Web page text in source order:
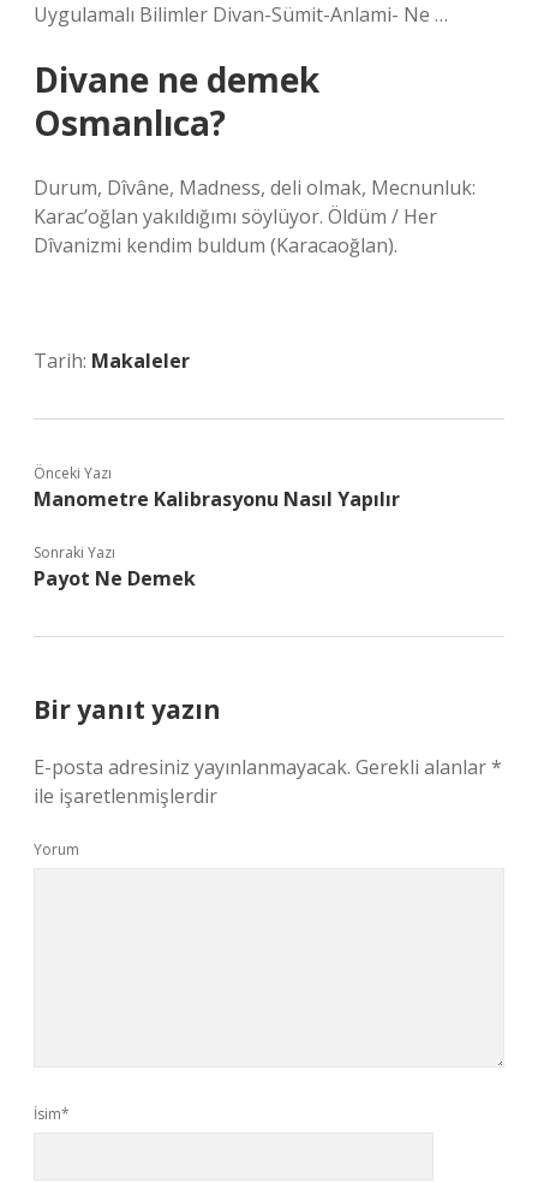
Uygulamalı Bilimler Divan-Sümit-Anlami- Ne …
Divane ne demek
Osmanlıca?
Durum, Dîvâne, Madness, deli olmak, Mecnunluk:
Karac’oğlan yakıldığımı söylüyor. Öldüm / Her
Dîvanizmi kendim buldum (Karacaoğlan).
Tarih: Makaleler
Önceki Yazı
Manometre Kalibrasyonu Nasıl Yapılır
Sonraki Yazı
Payot Ne Demek
Bir yanıt yazın
E-posta adresiniz yayınlanmayacak. Gerekli alanlar*
ile işaretlenmişlerdir
Yorum
İsim*